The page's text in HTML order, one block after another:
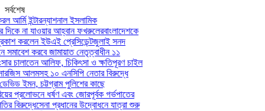
সর্বশেষ
ইন্টারন্যাশনাল ইসলামিক
না যাওয়ার আহ্বান ফখরুলেরবাংলাদেশকে
করলেন ইউএই প্রেসিডেন্টজুলাই সনদ
করবে জামায়াত নেতৃত্বাধীন ১১
চালাতেন আলিফ, চিকিৎসা ও ক্ষতিপূরণ চাইল
আলমসহ ১০ এনসিপি নেতার বিরুদ্ধে
ইমন, চট্টগ্রাম পুলিশের কাছে
প্রলোভনে ধর্ষণ এবং জোরপূর্বক গর্ভপাতের
বিরুদ্ধেসেনা প্রধানের উদ্বোধনে যাত্রা শুরু